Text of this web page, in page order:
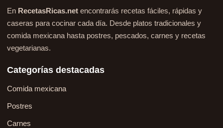
En RecetasRicas.net encontrarás recetas fáciles, rápidas y
caseras para cocinar cada día. Desde platos tradicionales y
comida mexicana hasta postres, pescados, carnes y recetas
vegetarianas.
Categorías destacadas
Comida mexicana
Postres
Carnes